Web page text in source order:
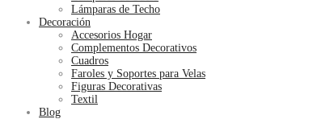
Lámparas de Techo
Decoración
Accesorios Hogar
Complementos Decorativos
Cuadros
Faroles y Soportes para Velas
Figuras Decorativas
Textil
Blog